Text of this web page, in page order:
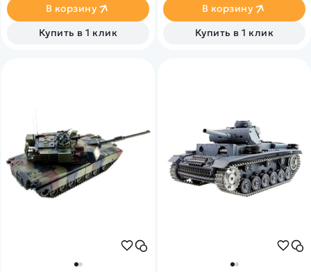
В корзину
Купить в 1 клик
танкиста, пневматическая
пушка с отдачей,
металлические гусеницы.
Световые, дымовые и
В корзину
Купить в 1 клик